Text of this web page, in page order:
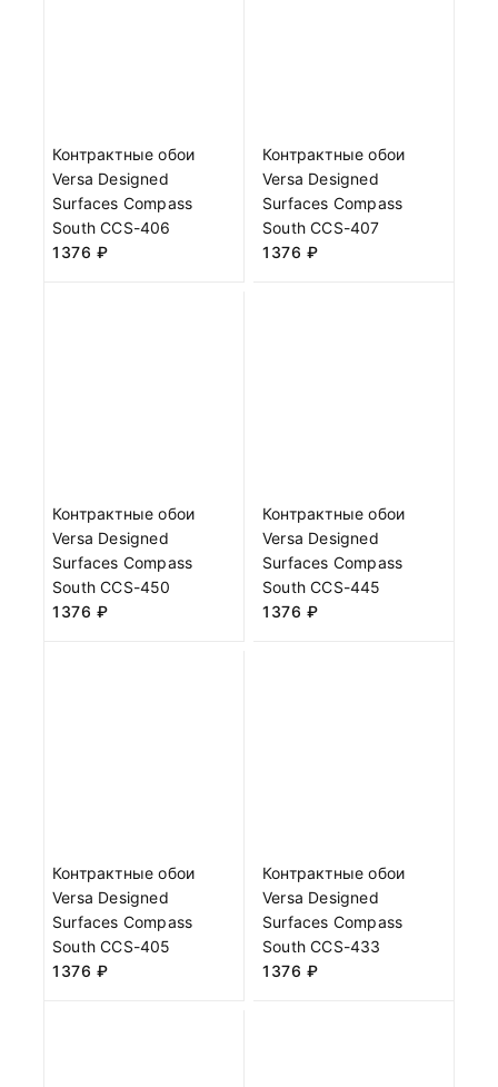
Контрактные обои
Versa Designed
Surfaces Compass
South CCS-406
1376 ₽
Контрактные обои
Versa Designed
Surfaces Compass
South CCS-407
1376 ₽
Контрактные обои
Versa Designed
Surfaces Compass
South CCS-450
1376 ₽
Контрактные обои
Versa Designed
Surfaces Compass
South CCS-445
1376 ₽
Контрактные обои
Versa Designed
Surfaces Compass
South CCS-405
1376 ₽
Контрактные обои
Versa Designed
Surfaces Compass
South CCS-433
1376 ₽